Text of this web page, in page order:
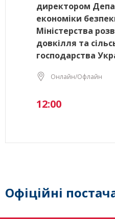
директором
економіки
Міністерства
довкілля та
господарства
Онлайн/Офлайн
12:00
Офіційні